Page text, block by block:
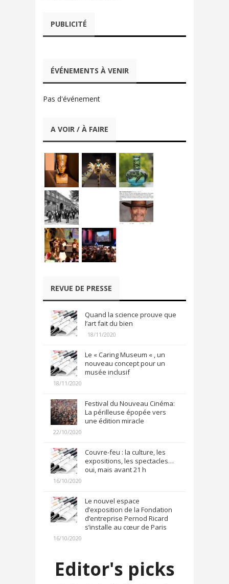
PUBLICITÉ
ÉVÉNEMENTS À VENIR
Pas d'événement
A VOIR / À FAIRE
REVUE DE PRESSE
Quand la science prouve que
l’art fait du bien
18/11/2020
Le « Caring Museum « , un
nouveau concept pour un
musée inclusif
18/11/2020
Festival du Nouveau Cinéma:
La périlleuse épopée vers
une édition miracle
22/10/2020
Couvre-feu : la culture, les
expositions, les spectacles…
oui, mais avant 21 h
16/10/2020
Le nouvel espace
d’exposition de la Fondation
d’entreprise Pernod Ricard
s’installe au cœur de Paris
16/10/2020
Editor's picks